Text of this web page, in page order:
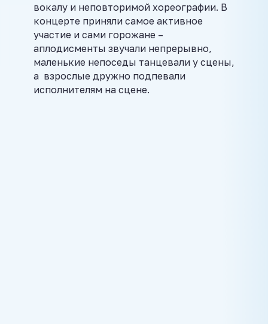
вокалу и неповторимой хореографии. В
концерте приняли самое активное
участие и сами горожане –
аплодисменты звучали непрерывно,
маленькие непоседы танцевали у сцены,
а взрослые дружно подпевали
исполнителям на сцене.